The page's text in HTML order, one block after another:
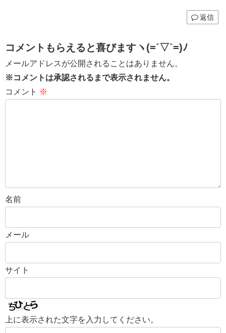
返信
コメントもらえると喜びますヽ(=´▽`=)ﾉ
メールアドレスが公開されることはありません。
※コメントは承認されるまで表示されません。
コメント ※
名前
メール
サイト
上に表示された文字を入力してください。